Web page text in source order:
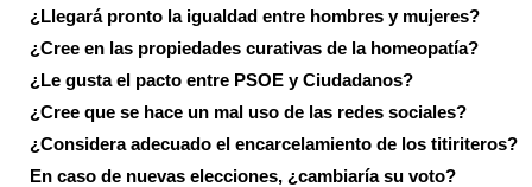
¿Llegará pronto la igualdad entre hombres y mujeres?
¿Cree en las propiedades curativas de la homeopatía?
¿Le gusta el pacto entre PSOE y Ciudadanos?
¿Cree que se hace un mal uso de las redes sociales?
¿Considera adecuado el encarcelamiento de los titiriteros?
En caso de nuevas elecciones, ¿cambiaría su voto?